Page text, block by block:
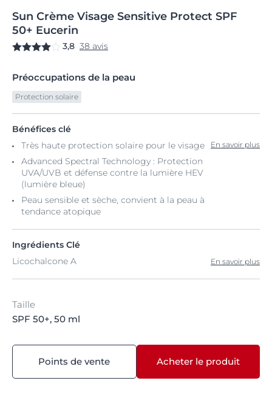
Sun Crème Visage Sensitive Protect SPF
50+ Eucerin
3,8 38 avis
Préoccupations de la peau
Protection solaire
Bénéfices clé
Très haute protection solaire pour le visage
Advanced Spectral Technology : Protection
UVA/UVB et défense contre la lumière HEV
(lumière bleue)
Peau sensible et sèche, convient à la peau à
tendance atopique
En savoir plus
Ingrédients Clé
Licochalcone A
En savoir plus
Taille
SPF 50+, 50 ml
Points de vente Acheter le produit